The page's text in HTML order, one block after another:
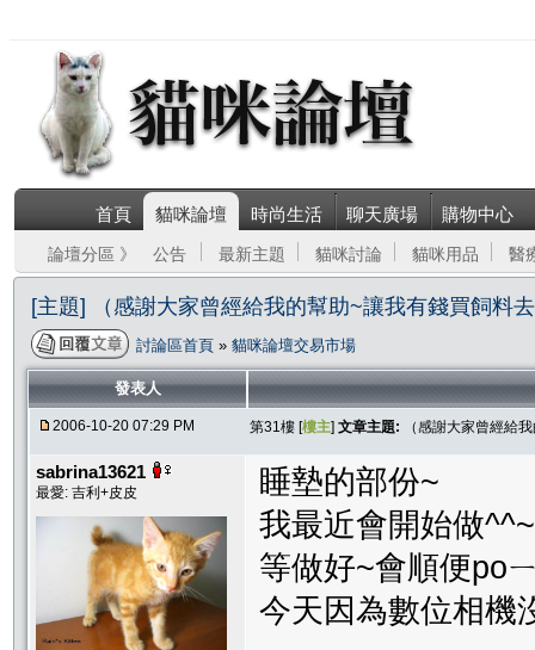
首頁 貓咪論壇 時尚生活 聊天廣場 購物中心
論壇分區 》 公告 最新主題 貓咪討論 貓咪用品 醫
[主題] （感謝大家曾經給我的幫助~讓我有錢買飼料
討論區首頁 » 貓咪論壇交易市場
發表人
2006-10-20 07:29 PM 第31樓 [樓主] 文章主題: （感謝大家曾經給
sabrina13621
最愛: 吉利+皮皮
睡墊的部份~
我最近會開始做^^~
等做好~會順便po
今天因為數位相機